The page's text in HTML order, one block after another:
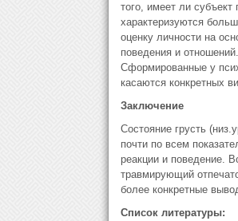
того, имеет ли субъект
характеризуются
оценку личности на
поведения и
Сформированные у
касаются конкретных
Заключение
Состояние грусть
почти по всем
реакции и поведение.
травмирующий
более конкретные
Список литературы: